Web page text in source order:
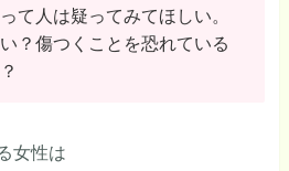
て人は疑ってみてほしい。
？傷つくことを恐れている
女性は